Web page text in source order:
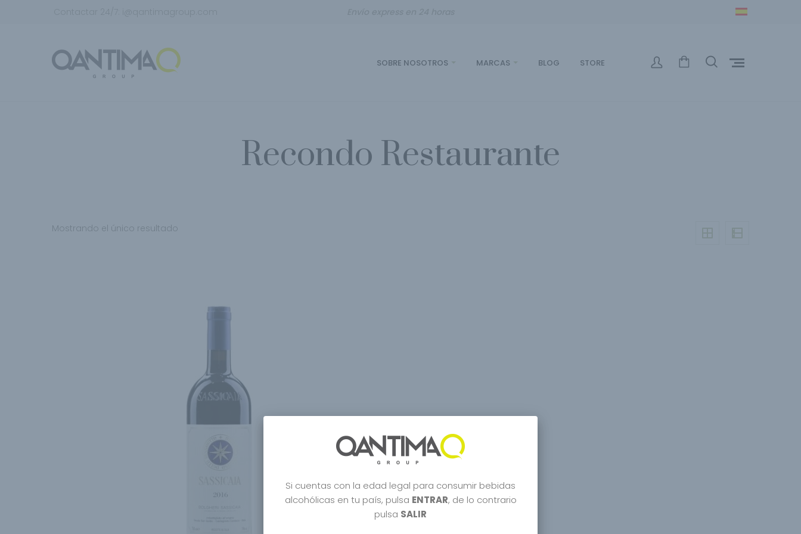
SOBRE NOSOTROS MARCAS BLOG STORE
Recondo Restaurante
Mostrando el único resultado
Si cuentas con la edad legal para consumir bebidas
alcohólicas en tu país, pulsa ENTRAR, de lo contrario
pulsa SALIR